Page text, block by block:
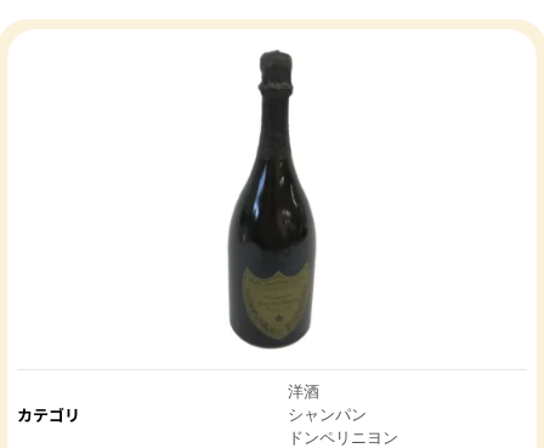
カテゴリ
洋酒
シャンパン
ドンペリニヨン